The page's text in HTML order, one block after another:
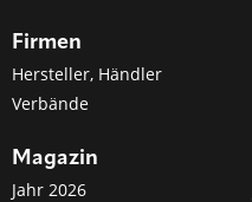
Firmen
Hersteller, Händler
Verbände
Magazin
Jahr 2026